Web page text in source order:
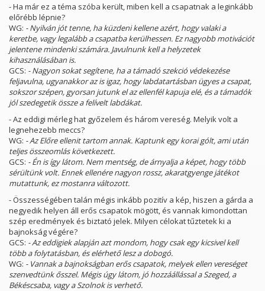
- Ha már ez a téma szóba került, miben kell a csapatnak a leginkább
előrébb lépnie?
WG: - Nyilván jót tenne, ha küzdeni kellene azért, hogy valaki a
keretbe, vagy legalább a csapatba kerülhessen. Ez nagyobb motivációt
jelentene mindenki számára. Javulnunk kell a helyzetek
kihasználásában is.
GCS: - Nagyon sokat segítene, ha a támadó szekció védekezése
feljavulna, ugyanakkor az is igaz, hogy labdatartásban ügyes a csapat,
sokszor szépen, gyorsan jutunk el az ellenfél kapuja elé, és a támadók
jól szedegetik össze a felívelt labdákat.
- Az eddigi mérleg hat győzelem és három vereség. Melyik volt a
legnehezebb meccs?
WG: - Az Előre ellenit tartom annak. Kaptunk egy korai gólt, ami után
teljes összeomlás következett.
GCS: - Én is így látom. Nem mentség, de árnyalja a képet, hogy több
sérültünk volt. Ennek ellenére nagyon rossz, akaratgyenge játékot
mutattunk, ez mostanra változott.
- Összességében talán mégis inkább pozitív a kép, hiszen a gárda a
negyedik helyen áll erős csapatok mögött, és vannak kimondottan
szép eredmények és biztató jelek. Milyen célokat tűztetek ki a
bajnokság végére?
GCS: - Az eddigiek alapján azt mondom, hogy csak egy kicsivel kell
több a folytatásban, és elérhető lesz a dobogó.
WG: - Vannak a bajnokságban erős csapatok, melyek ellen vereséget
szenvedtünk ősszel. Mégis úgy látom, jó hozzáállással a Szeged, a
Békéscsaba, vagy a Szolnok is verhető.